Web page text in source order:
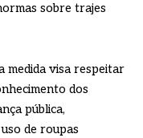
sobre trajes
medida visa respeitar
dos
pública,
de roupas